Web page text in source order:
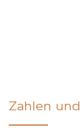
Zahlen und